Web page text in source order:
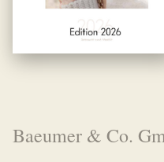
Baeumer & Co.